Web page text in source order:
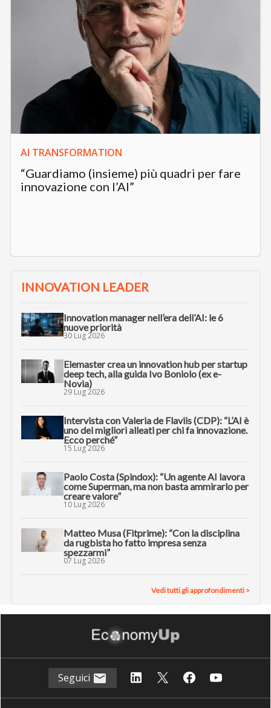
AI TRANSFORMATION
“Guardiamo (insieme) più quadri per fare
innovazione con l’AI”
INNOVATION LEADER
Innovation manager nell’era dell’AI: le 6
nuove priorità
30 Lug 2026
Elemaster crea un innovation hub per startup
deep tech, alla guida Ivo Boniolo (ex e-
Novia)
29 Lug 2026
Intervista con Valeria de Flaviis (CDP): “L’AI è
uno dei migliori alleati per chi fa innovazione.
Ecco perché”
15 Lug 2026
Paolo Costa (Spindox): “Un agente AI lavora
come Superman, ma non basta ammirarlo per
creare valore”
10 Lug 2026
Matteo Musa (Fitprime): “Con la disciplina
da rugbista ho fatto impresa senza
spezzarmi”
07 Lug 2026
Vedi tutti gli approfondimenti >
Seguici